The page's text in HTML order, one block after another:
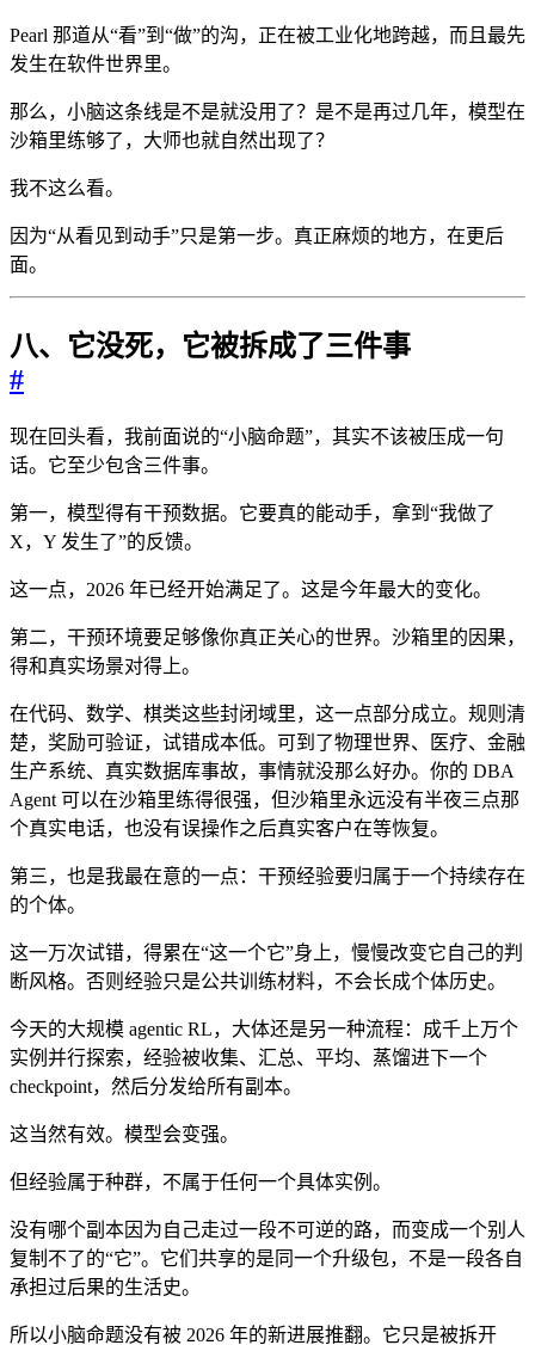
Pearl 那道从“看”到“做”的沟，正在被工业化地跨越，而且最先
发生在软件世界里。
那么，小脑这条线是不是就没用了？是不是再过几年，模型在
沙箱里练够了，大师也就自然出现了？
我不这么看。
因为“从看见到动手”只是第一步。真正麻烦的地方，在更后
面。
八、它没死，它被拆成了三件事
#
现在回头看，我前面说的“小脑命题”，其实不该被压成一句
话。它至少包含三件事。
第一，模型得有干预数据。它要真的能动手，拿到“我做了
X，Y 发生了”的反馈。
这一点，2026 年已经开始满足了。这是今年最大的变化。
第二，干预环境要足够像你真正关心的世界。沙箱里的因果，
得和真实场景对得上。
在代码、数学、棋类这些封闭域里，这一点部分成立。规则清
楚，奖励可验证，试错成本低。可到了物理世界、医疗、金融
生产系统、真实数据库事故，事情就没那么好办。你的 DBA
Agent 可以在沙箱里练得很强，但沙箱里永远没有半夜三点那
个真实电话，也没有误操作之后真实客户在等恢复。
第三，也是我最在意的一点：干预经验要归属于一个持续存在
的个体。
这一万次试错，得累在“这一个它”身上，慢慢改变它自己的判
断风格。否则经验只是公共训练材料，不会长成个体历史。
今天的大规模 agentic RL，大体还是另一种流程：成千上万个
实例并行探索，经验被收集、汇总、平均、蒸馏进下一个
checkpoint，然后分发给所有副本。
这当然有效。模型会变强。
但经验属于种群，不属于任何一个具体实例。
没有哪个副本因为自己走过一段不可逆的路，而变成一个别人
复制不了的“它”。它们共享的是同一个升级包，不是一段各自
承担过后果的生活史。
所以小脑命题没有被 2026 年的新进展推翻。它只是被拆开